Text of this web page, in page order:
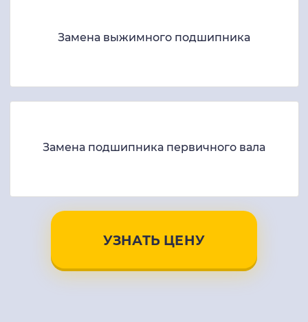
Замена выжимного подшипника
Замена подшипника первичного вала
УЗНАТЬ ЦЕНУ